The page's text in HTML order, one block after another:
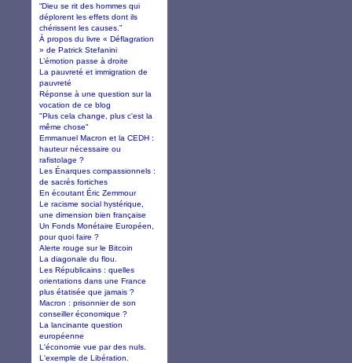
“Dieu se rit des hommes qui
déplorent les effets dont ils
chérissent les causes.”
À propos du livre « Déflagration
» de Patrick Stefanini
L’émotion passe à droite
La pauvreté et immigration de
pauvreté
Réponse à une question sur la
vocation de ce blog
"Plus cela change, plus c'est la
même chose"
Emmanuel Macron et la CEDH :
hauteur nécessaire ou
rafistolage ?
Les Énarques compassionnels :
de sacrés fortiches
En écoutant Éric Zemmour
Le racisme social hystérique,
une dimension bien française
Un Fonds Monétaire Européen,
pour quoi faire ?
Alerte rouge sur le Bitcoin
La diagonale du flou.
Les Républicains : quelles
orientations dans une France
plus étatisée que jamais ?
Macron : prisonnier de son
conseiller économique ?
La lancinante question
européenne
L'économie vue par des nuls.
L'exemple de Libération.